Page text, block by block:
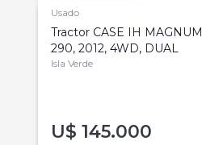
Usado
Tractor CASE IH MAGNUM
290, 2012, 4WD, DUAL
Isla Verde
U$ 145.000